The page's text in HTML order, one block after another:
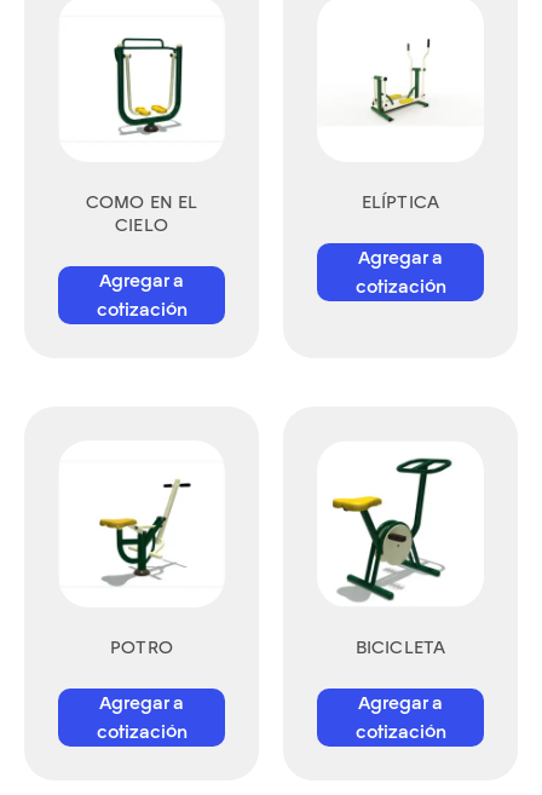
COMO EN EL
CIELO
Agregar a
cotización
ELÍPTICA
Agregar a
cotización
POTRO
Agregar a
cotización
BICICLETA
Agregar a
cotización